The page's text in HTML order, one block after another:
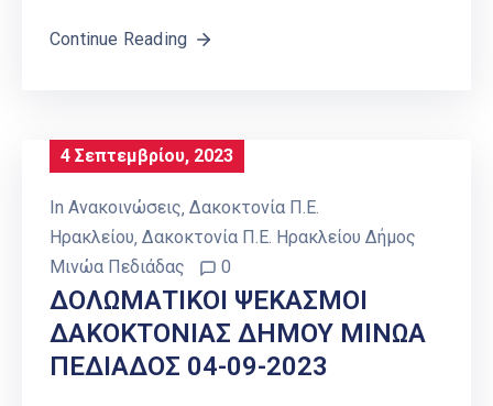
Continue Reading
4 Σεπτεμβρίου, 2023
In Ανακοινώσεις‚ Δακοκτονία Π.Ε.
Ηρακλείου‚ Δακοκτονία Π.Ε. Ηρακλείου Δήμος
Μινώα Πεδιάδας
0
ΔΟΛΩΜΑΤΙΚΟΙ ΨΕΚΑΣΜΟΙ
ΔΑΚΟΚΤΟΝΙΑΣ ΔΗΜΟΥ ΜΙΝΩΑ
ΠΕΔΙΑΔΟΣ 04-09-2023